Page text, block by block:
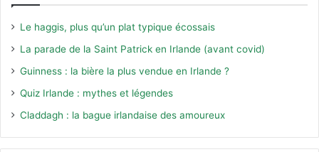
Le haggis, plus qu’un plat typique écossais
La parade de la Saint Patrick en Irlande (avant covid)
Guinness : la bière la plus vendue en Irlande ?
Quiz Irlande : mythes et légendes
Claddagh : la bague irlandaise des amoureux